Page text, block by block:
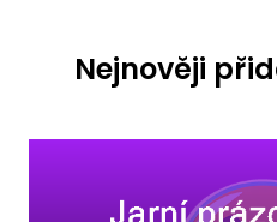
Nejnověji